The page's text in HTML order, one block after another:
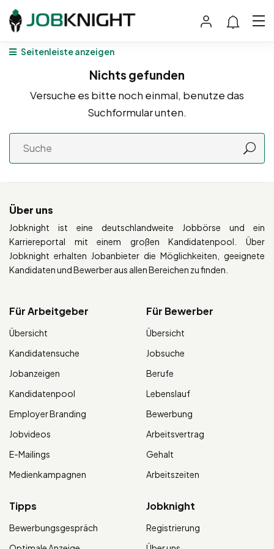
Seitenleiste anzeigen
Nichts gefunden
Versuche es bitte noch einmal, benutze das
Suchformular unten.
Über uns
Jobknight ist eine deutschlandweite Jobbörse und ein
Karriereportal mit einem großen Kandidatenpool. Über
Jobknight erhalten Jobanbieter die Möglichkeiten, geeignete
Kandidaten und Bewerber aus allen Bereichen zu finden.
Für Arbeitgeber
Übersicht
Kandidatensuche
Jobanzeigen
Kandidatenpool
Employer Branding
Jobvideos
E-Mailings
Medienkampagnen
Für Bewerber
Übersicht
Jobsuche
Berufe
Lebenslauf
Bewerbung
Arbeitsvertrag
Gehalt
Arbeitszeiten
Tipps
Bewerbungsgespräch
Jobknight
Registrierung